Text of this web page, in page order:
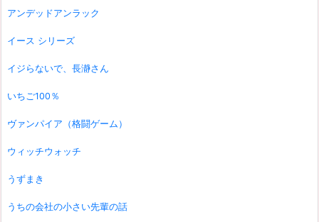
アンデッドアンラック
イース シリーズ
イジらないで、長瀞さん
いちご100％
ヴァンパイア（格闘ゲーム）
ウィッチウォッチ
うずまき
うちの会社の小さい先輩の話